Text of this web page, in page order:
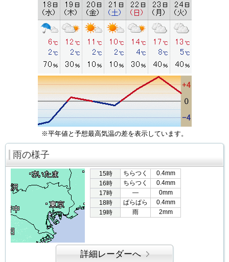
※平年値と予想最高気温の差を表示しています。
雨の様子
15時 ちらつく
0.4mm
16時
ちらつく
0.4mm
17時
―
0mm
18時
ぱらぱら
0.4mm
19時
雨 2mm
詳細レーダーへ